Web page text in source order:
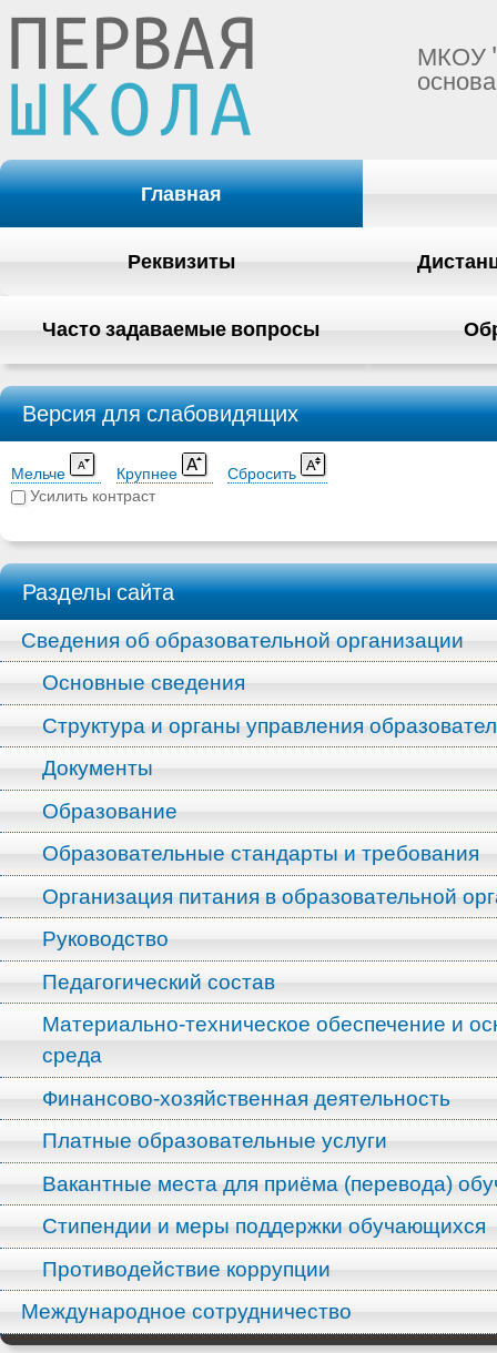
МКОУ
Главная
Реквизиты
Часто задаваемые вопросы
Версия для слабовидящих
Мельче Крупнее
Сбросить
Усилить контраст
Разделы сайта
Сведения об образовательной организации
Основные сведения
Структура и органы управления
Документы
Образование
Образовательные стандарты и требования
Организация питания в образовательной
Руководство
Педагогический состав
Материально-техническое обеспечение и
среда
Финансово-хозяйственная деятельность
Платные образовательные услуги
Вакантные места для приёма (перевода)
Стипендии и меры поддержки обучающихся
Противодействие коррупции
Международное сотрудничество